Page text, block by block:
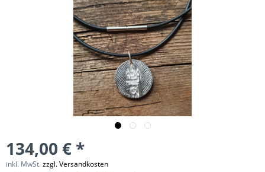
134,00 € *
inkl. MwSt.zzgl. Versandkosten